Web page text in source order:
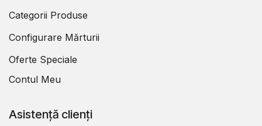
Categorii Produse
Configurare Mărturii
Oferte Speciale
Contul Meu
Asistență clienți